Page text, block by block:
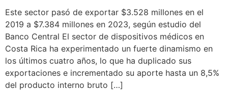
Este sector pasó de exportar $3.528 millones en el
2019 a $7.384 millones en 2023, según estudio del
Banco Central El sector de dispositivos médicos en
Costa Rica ha experimentado un fuerte dinamismo en
los últimos cuatro años, lo que ha duplicado sus
exportaciones e incrementado su aporte hasta un 8,5%
del producto interno bruto […]